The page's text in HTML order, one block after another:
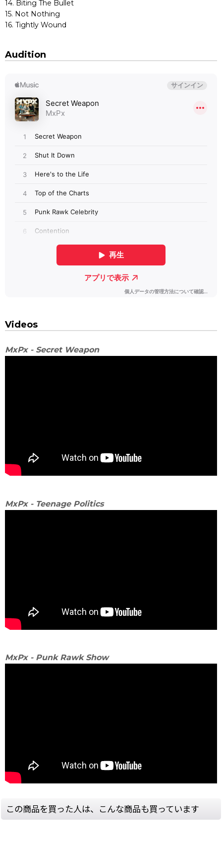
14. Biting The Bullet
15. Not Nothing
16. Tightly Wound
Audition
Videos
MxPx - Secret Weapon
MxPx - Teenage Politics
MxPx - Punk Rawk Show
この商品を買った人は、こんな商品も買っています